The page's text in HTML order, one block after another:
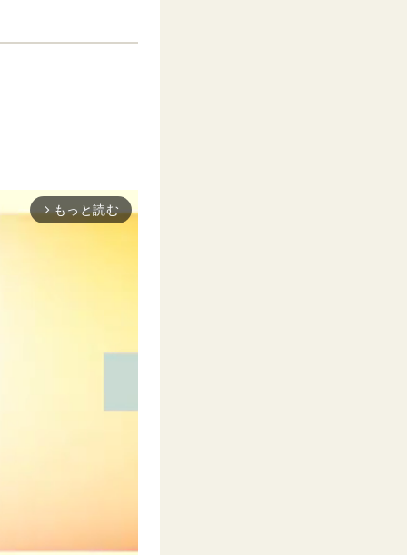
arrow_forward_ios もっと読む